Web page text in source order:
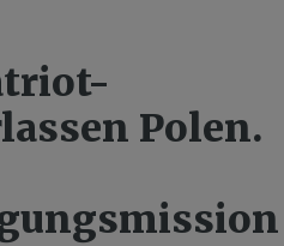
Polen.